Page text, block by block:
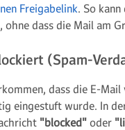
Freigabelink. So
ohne dass die Mail am
(Spam-
dass die E-
eingestuft wurde. In
"blocked" oder